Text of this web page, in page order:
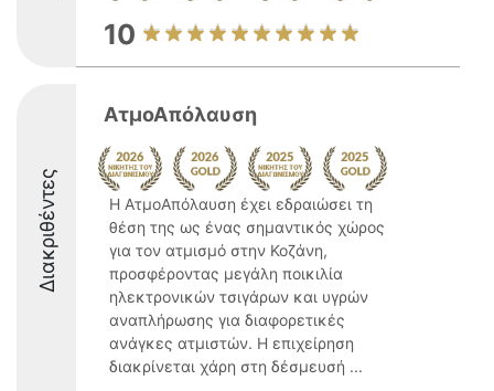
10
Διακριθέντες
ΑτμοΑπόλαυση
Η ΑτμοΑπόλαυση έχει εδραιώσει τη
θέση της ως ένας σημαντικός χώρος
για τον ατμισμό στην Κοζάνη,
προσφέροντας μεγάλη ποικιλία
ηλεκτρονικών τσιγάρων και υγρών
αναπλήρωσης για διαφορετικές
ανάγκες ατμιστών. Η επιχείρηση
διακρίνεται χάρη στη δέσμευσή ...